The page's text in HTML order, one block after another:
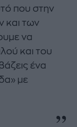
που στην
και των
να
και του
ένα
με